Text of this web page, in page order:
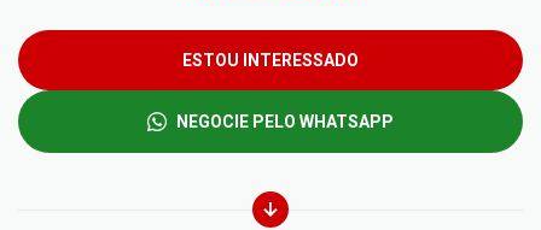
ESTOU INTERESSADO
NEGOCIE PELO WHATSAPP